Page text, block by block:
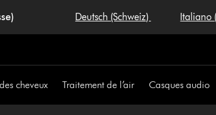
Deutsch (Schweiz) Italiano
cheveux Traitement de l’air Casques audio